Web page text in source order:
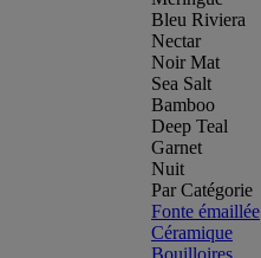
Bleu Riviera
Nectar
Noir Mat
Sea Salt
Bamboo
Deep Teal
Garnet
Nuit
Par Catégorie
Fonte émaillée
Céramique
Bouilloires